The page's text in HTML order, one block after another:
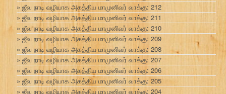
ஜீவ நாடி வழியாக அகத்திய மாமுனிவர் வாக்கு: 212
ஜீவ நாடி வழியாக அகத்திய மாமுனிவர் வாக்கு: 211
ஜீவ நாடி வழியாக அகத்திய மாமுனிவர் வாக்கு: 210
ஜீவ நாடி வழியாக அகத்திய மாமுனிவர் வாக்கு: 209
ஜீவ நாடி வழியாக அகத்திய மாமுனிவர் வாக்கு: 208
ஜீவ நாடி வழியாக அகத்திய மாமுனிவர் வாக்கு: 207
ஜீவ நாடி வழியாக அகத்திய மாமுனிவர் வாக்கு: 206
ஜீவ நாடி வழியாக அகத்திய மாமுனிவர் வாக்கு: 205
ஜீவ நாடி வழியாக அகத்திய மாமுனிவர் வாக்கு: 204